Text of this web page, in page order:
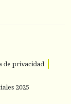
de privacidad
2025